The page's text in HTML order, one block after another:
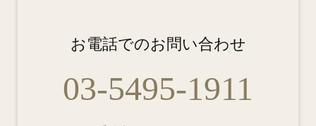
お電話でのお問い合わせ
03-5495-1911